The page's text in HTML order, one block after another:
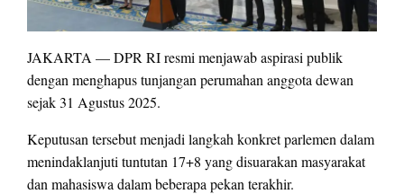
JAKARTA — DPR RI resmi menjawab aspirasi publik
dengan menghapus tunjangan perumahan anggota dewan
sejak 31 Agustus 2025.
Keputusan tersebut menjadi langkah konkret parlemen dalam
menindaklanjuti tuntutan 17+8 yang disuarakan masyarakat
dan mahasiswa dalam beberapa pekan terakhir.